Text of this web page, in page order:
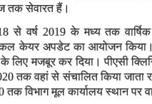
तक सेवारत हैं।
से वर्ष 2019 के मध्य तक
केयर अपडेट का आयोजन
के लिए मजबूर कर दिया। पीएसी
तक वहां से संचालित किया जाता
विभाग मूल कार्यालय स्थान पर